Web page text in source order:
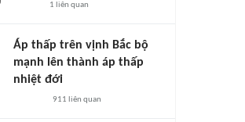
1 liên quan
Áp thấp trên vịnh Bắc bộ
mạnh lên thành áp thấp
nhiệt đới
911 liên quan